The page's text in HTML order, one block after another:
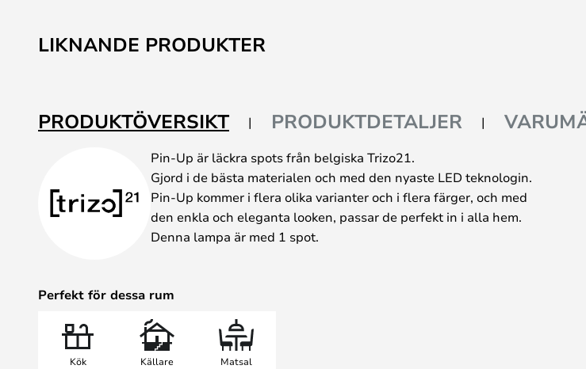
till
början
LIKNANDE PRODUKTER
PRODUKTÖVERSIKT PRODUKTDETALJER
Pin-Up är läckra spots från belgiska Trizo21.
Gjord i de bästa materialen och med den nyaste LED teknologin.
Pin-Up kommer i flera olika varianter och i flera färger, och med
den enkla och eleganta looken, passar de perfekt in i alla hem.
Denna lampa är med 1 spot.
Perfekt för dessa rum
Kök Källare Matsal